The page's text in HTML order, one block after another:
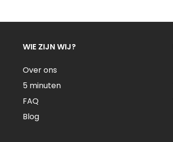
WIE ZIJN WIJ?
Over ons
5 minuten
FAQ
Blog